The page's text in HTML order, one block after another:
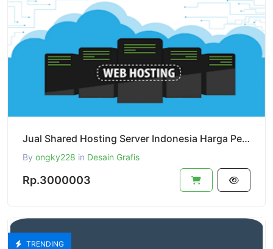
Jual Shared Hosting Server Indonesia Harga Per Tahun
By ongky228 in Desain Grafis
Rp.3000003
TRENDING